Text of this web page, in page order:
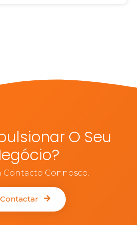
O Seu
Contacto Connosco.
Contactar